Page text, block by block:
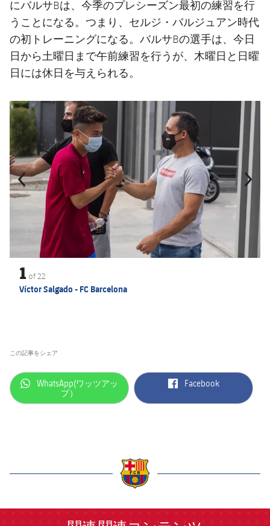
にバルサBは、今季のプレシーズン最初の練習を行
うことになる。つまり、セルジ・バルジュアン時代
の初トレーニングになる。バルサBの選手は、今日
日から土曜日まで午前練習を行うが、木曜日と日曜
日には休日を与えられる。
前
label.aria.chevronleft
1 of 22
Víctor Salgado - FC Barcelona
この記事をシェア
label.aria.whatsapp
WhatsApp(ワッツアッ
プ）
label.aria.facebook
Facebook